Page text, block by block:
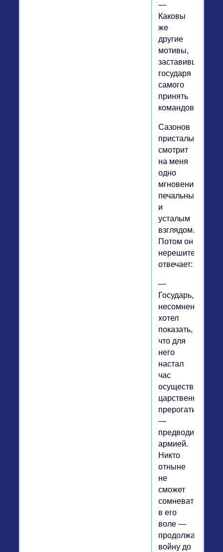
—
Каковы
же
другие
мотивы,
заставившие
государя
самого
принять
командование?
Сазонов
пристально
смотрит
на меня
одно
мгновение,
печальным
и
усталым
взглядом.
Потом он
нерешительно
отвечает:
—
Государь,
несомненно,
хотел
показать,
что для
него
настал
час
осуществить
царственную
прерогативу
—
армией.
Никто
отныне
не
сможет
сомневаться
в его
воле —
продолжать
войну до